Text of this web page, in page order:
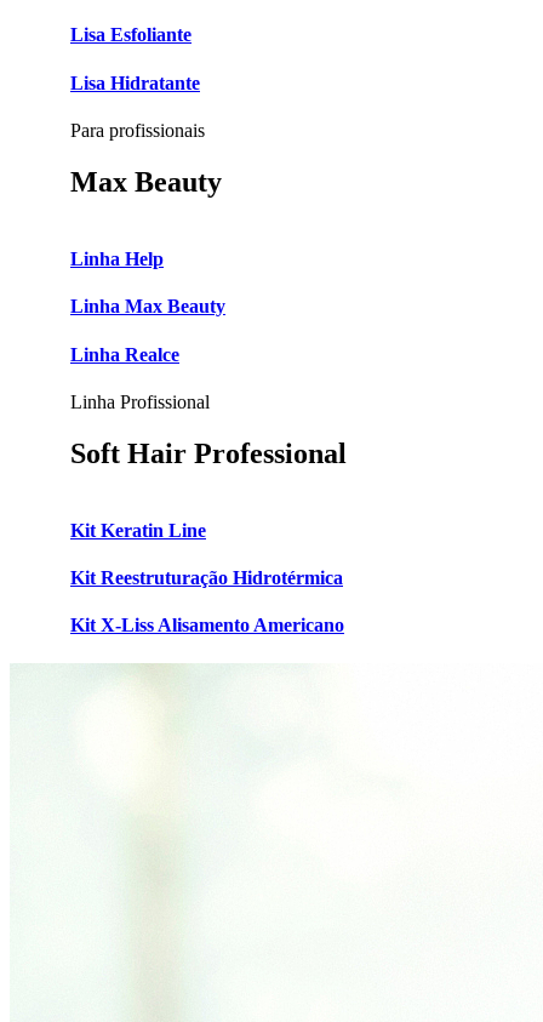
Lisa Esfoliante
Lisa Hidratante
Para profissionais
Max Beauty
Linha Help
Linha Max Beauty
Linha Realce
Linha Profissional
Soft Hair Professional
Kit Keratin Line
Kit Reestruturação Hidrotérmica
Kit X-Liss Alisamento Americano